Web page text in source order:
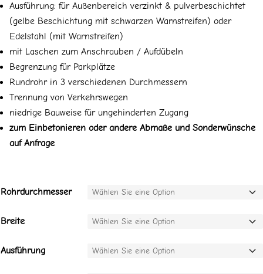
Ausführung: für Außenbereich verzinkt & pulverbeschichtet
(gelbe Beschichtung mit schwarzen Warnstreifen) oder
Edelstahl (mit Warnstreifen)
mit Laschen zum Anschrauben / Aufdübeln
Begrenzung für Parkplätze
Rundrohr in 3 verschiedenen Durchmessern
Trennung von Verkehrswegen
niedrige Bauweise für ungehinderten Zugang
zum Einbetonieren oder andere Abmaße und Sonderwünsche
auf Anfrage
Rohrdurchmesser
Breite
Ausführung